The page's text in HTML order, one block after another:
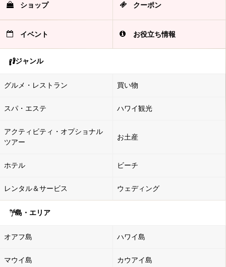
ショップ クーポン
イベント お役立ち情報
ジャンル
グルメ・レストラン 買い物
スパ・エステ ハワイ観光
アクティビティ・オプショナル
ツアー
お土産
ホテル ビーチ
レンタル＆サービス ウェディング
島・エリア
オアフ島 ハワイ島
マウイ島 カウアイ島